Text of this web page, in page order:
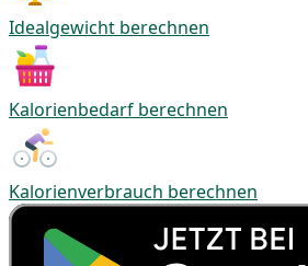
Idealgewicht berechnen
Kalorienbedarf berechnen
Kalorienverbrauch berechnen